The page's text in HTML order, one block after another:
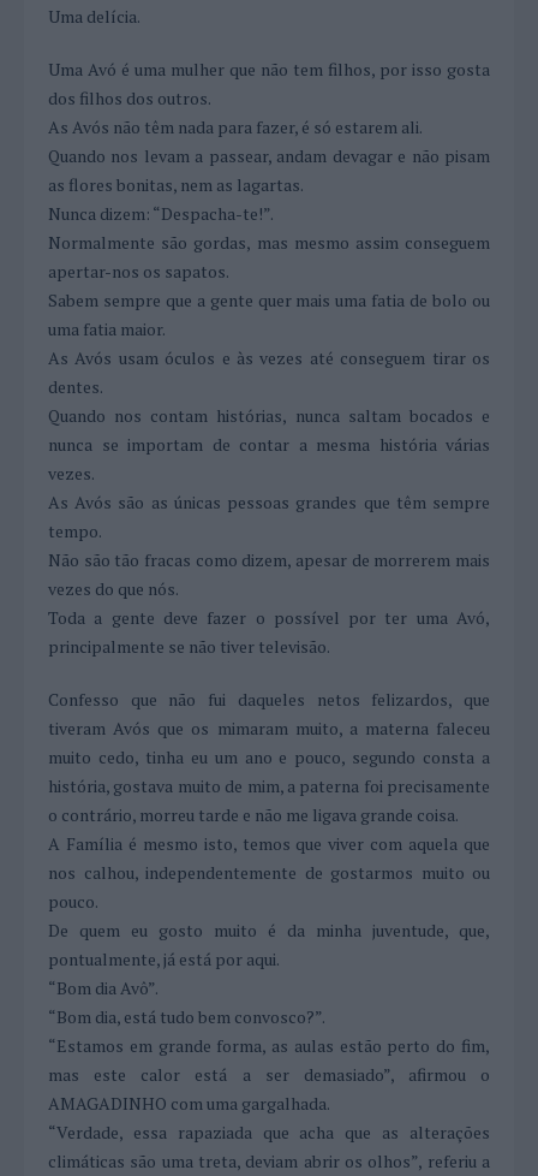
Uma delícia.
Uma Avó é uma mulher que não tem filhos, por isso gosta
dos filhos dos outros.
As Avós não têm nada para fazer, é só estarem ali.
Quando nos levam a passear, andam devagar e não pisam
as flores bonitas, nem as lagartas.
Nunca dizem: “Despacha-te!”.
Normalmente são gordas, mas mesmo assim conseguem
apertar-nos os sapatos.
Sabem sempre que a gente quer mais uma fatia de bolo ou
uma fatia maior.
As Avós usam óculos e às vezes até conseguem tirar os
dentes.
Quando nos contam histórias, nunca saltam bocados e
nunca se importam de contar a mesma história várias
vezes.
As Avós são as únicas pessoas grandes que têm sempre
tempo.
Não são tão fracas como dizem, apesar de morrerem mais
vezes do que nós.
Toda a gente deve fazer o possível por ter uma Avó,
principalmente se não tiver televisão.
Confesso que não fui daqueles netos felizardos, que
tiveram Avós que os mimaram muito, a materna faleceu
muito cedo, tinha eu um ano e pouco, segundo consta a
história, gostava muito de mim, a paterna foi precisamente
o contrário, morreu tarde e não me ligava grande coisa.
A Família é mesmo isto, temos que viver com aquela que
nos calhou, independentemente de gostarmos muito ou
pouco.
De quem eu gosto muito é da minha juventude, que,
pontualmente, já está por aqui.
“Bom dia Avô”.
“Bom dia, está tudo bem convosco?”.
“Estamos em grande forma, as aulas estão perto do fim,
mas este calor está a ser demasiado”, afirmou o
AMAGADINHO com uma gargalhada.
“Verdade, essa rapaziada que acha que as alterações
climáticas são uma treta, deviam abrir os olhos”, referiu a